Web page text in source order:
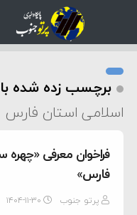
برچسب زده شده
اسلامی استان فارس
فراخوان معرفی «چهره
فارس»
پرتو جنوب ۱۴۰۴-۱۱-۳۰